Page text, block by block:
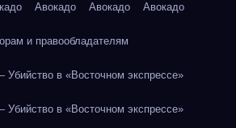
Авокадо Авокадо Авокадо
и правообладателям
Убийство в «Восточном экспрессе»
Убийство в «Восточном экспрессе»